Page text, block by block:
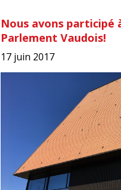
Nous avons participé
Parlement Vaudois!
17 juin 2017